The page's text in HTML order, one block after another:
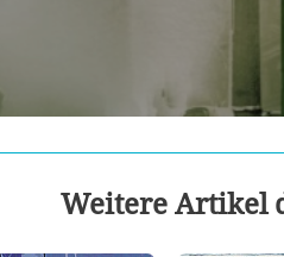
Weitere Artikel